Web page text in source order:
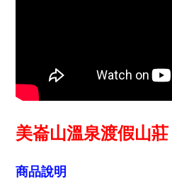
美崙山溫泉渡假山莊
商品說明